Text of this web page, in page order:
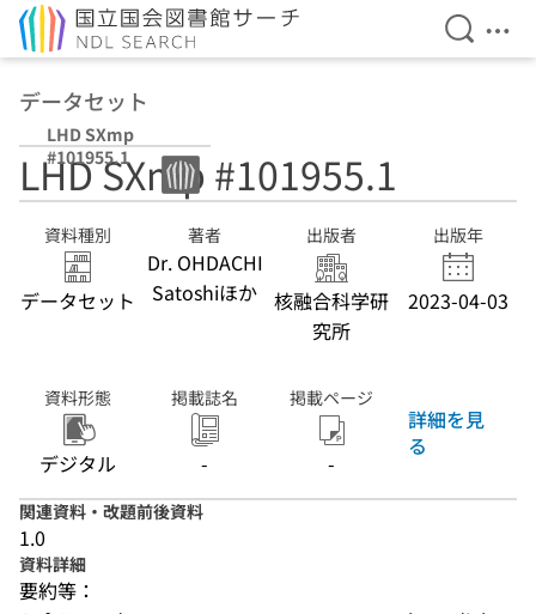
検索を
メ
データセット
LHD SXmp
#101955.1
LHD SXmp #101955.1
資料種別
データセット
著者
Dr. OHDACHI
Satoshiほか
出版者
核融合科学研
究所
出版年
2023-04-03
資料形態
デジタル
掲載誌名
-
掲載ページ
-
詳細を見
る
関連資料・改題前後資料
1.0
資料詳細
要約等：